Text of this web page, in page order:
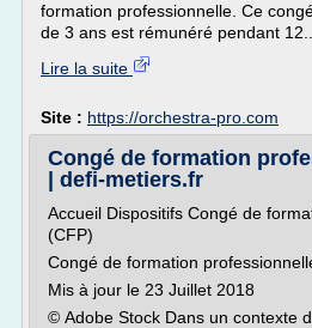
formation professionnelle. Ce
de 3 ans est rémunéré pendant 12...
Lire la suite
Site : https://orchestra-pro.com
Congé de formation
| defi-metiers.fr
Accueil Dispositifs Congé de
(CFP)
Congé de formation
Mis à jour le 23 Juillet 2018
© Adobe Stock Dans un contexte